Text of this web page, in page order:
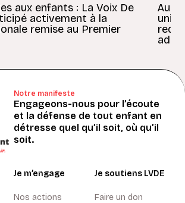
aux enfants : La Voix De
activement à la
remise au Premier
Au
Notre manifeste
Engageons-nous pour l’écoute
et la défense de tout enfant en
détresse quel qu’il soit, où qu’il
soit.
Je m’engage
Nos actions
Je soutiens LVDE
Faire un don